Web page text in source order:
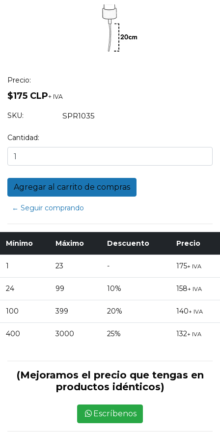
Precio:
$175 CLP+ IVA
SKU: SPR1035
Cantidad:
← Seguir comprando
Mínimo Máximo Descuento Precio
1 23 - 175+ IVA
24 99 10% 158+ IVA
100 399 20% 140+ IVA
400 3000 25% 132+ IVA
(Mejoramos el precio que tengas en
productos idénticos)
Escríbenos